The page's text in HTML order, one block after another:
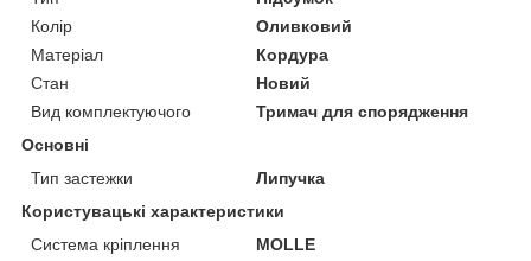
Колір
Оливковий
Матеріал
Кордура
Стан
Новий
Вид комплектуючого
Тримач для спорядження
Основні
Тип застежки
Липучка
Користувацькі характеристики
Система кріплення
MOLLE